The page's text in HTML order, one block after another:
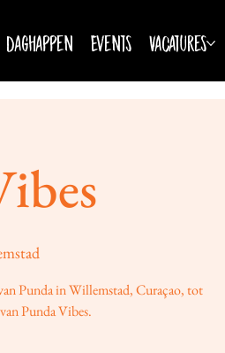
Daghappen Events Vacatures
Punda in Willemstad, Curaçao, tot
Punda Vibes.